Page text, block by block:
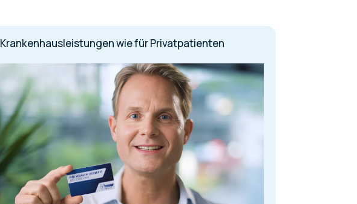
Krankenhausleistungen wie für Privatpatienten